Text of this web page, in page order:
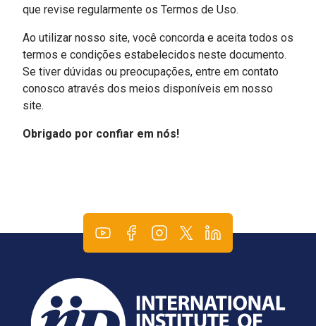
que revise regularmente os Termos de Uso.
Ao utilizar nosso site, você concorda e aceita todos os
termos e condições estabelecidos neste documento.
Se tiver dúvidas ou preocupações, entre em contato
conosco através dos meios disponíveis em nosso
site.
Obrigado por confiar em nós!